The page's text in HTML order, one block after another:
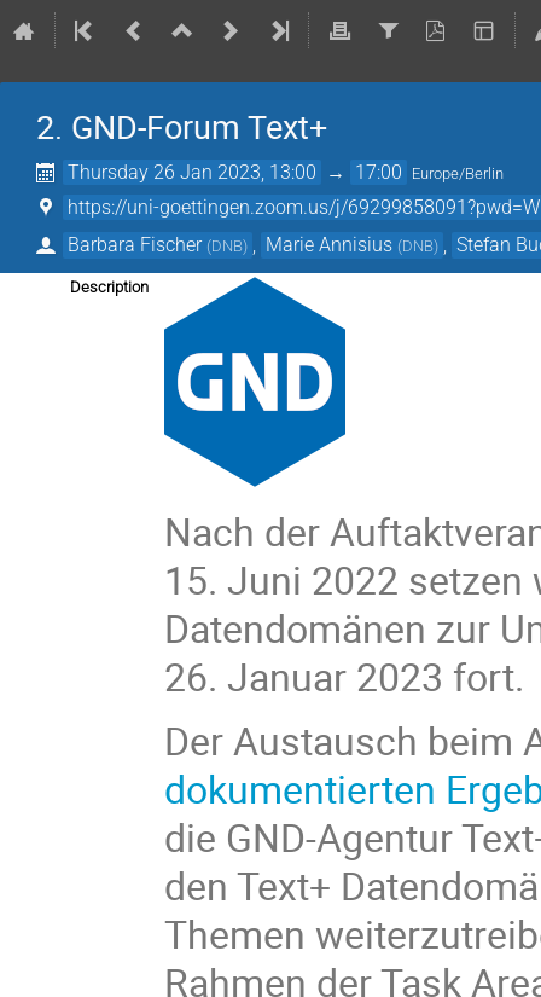
2. GND-Forum Text+
Thursday 26 Jan 2023, 13:00 → 17:00 Europe/Berlin
https://uni-goettingen.zoom.us/j/
Barbara Fischer (DNB) Marie Annisius (DNB) Stefan
Description
Nach der
15. Juni 2022
Datendomänen zur
26. Januar 2023 fort.
Der Austausch beim
dokumentierten
die GND-Agentur
den Text+
Themen
Rahmen der Task